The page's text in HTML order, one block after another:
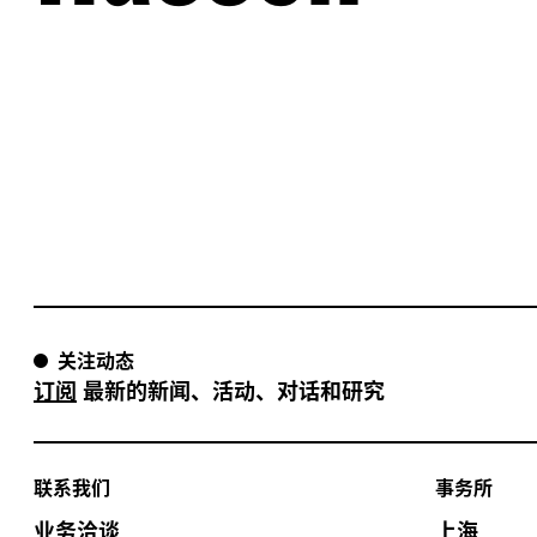
关注动态
订阅 最新的新闻、活动、对话和研究
联系我们
业务洽谈
事务所
上海